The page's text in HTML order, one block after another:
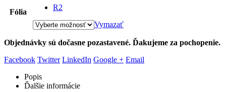
Fólia
R2
Vymazať
Objednávky sú dočasne pozastavené. Ďakujeme za pochopenie.
Facebook Twitter LinkedIn Google + Email
Popis
Ďalšie informácie